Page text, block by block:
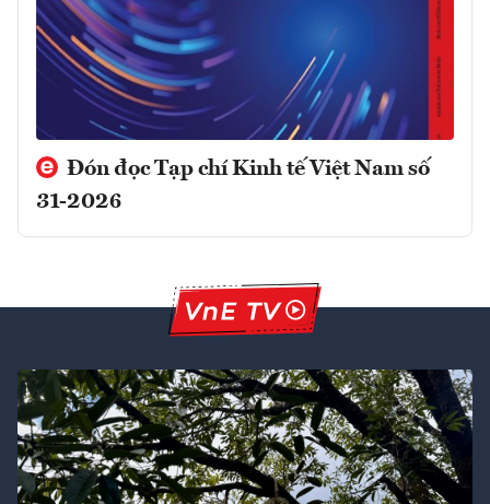
Đón đọc Tạp chí Kinh tế Việt Nam số
31-2026